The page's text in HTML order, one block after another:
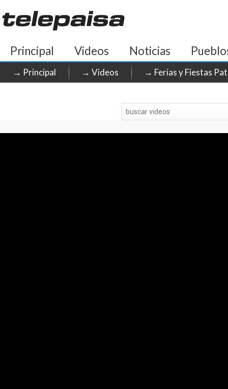
Principal Videos Noticias
→ Principal → Videos → Ferias y Fiestas